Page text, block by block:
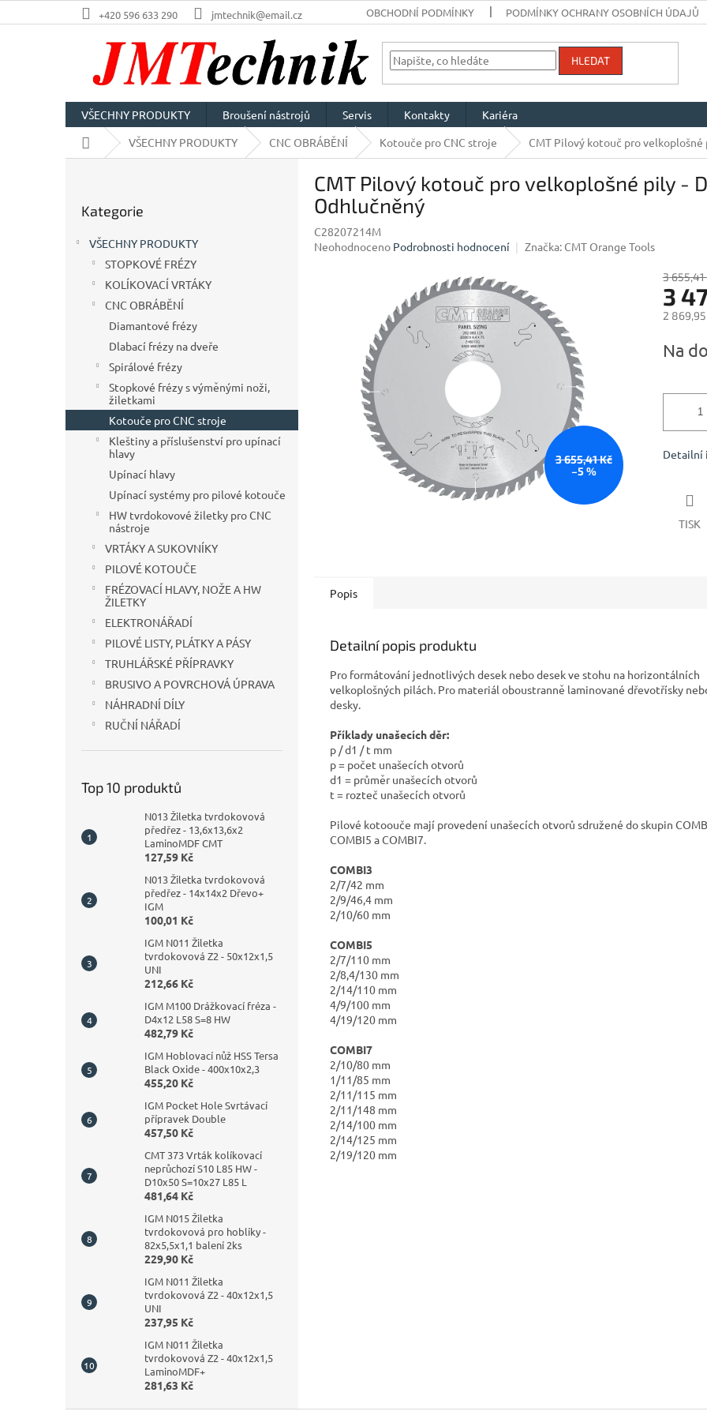
na
+420 596 633 290 jmtechnik@email.cz OBCHODNÍ PODMÍNKY PODMÍNKY OCHRANY OSOBNÍCH ÚDAJŮ
HLEDAT
VŠECHNY PRODUKTY Broušení nástrojů Servis Kontakty
Kariéra
Domů VŠECHNY PRODUKTY CNC OBRÁBĚNÍ Kotouče pro CNC stroje CMT Pilový kotouč pro velkoplošné
kategorie
Kategorie
VŠECHNY PRODUKTY
STOPKOVÉ FRÉZY
KOLÍKOVACÍ VRTÁKY
CNC OBRÁBĚNÍ
Diamantové frézy
Dlabací frézy na dveře
Spirálové frézy
Stopkové frézy s výměnými noži,
žiletkami
Kotouče pro CNC stroje
Kleštiny a příslušenství pro upínací
hlavy
Upínací hlavy
Upínací systémy pro pilové kotouče
HW tvrdokovové žiletky pro CNC
nástroje
VRTÁKY A SUKOVNÍKY
PILOVÉ KOTOUČE
FRÉZOVACÍ HLAVY, NOŽE A HW
ŽILETKY
ELEKTRONÁŘADÍ
PILOVÉ LISTY, PLÁTKY A PÁSY
TRUHLÁŘSKÉ PŘÍPRAVKY
BRUSIVO A POVRCHOVÁ ÚPRAVA
NÁHRADNÍ DÍLY
RUČNÍ NÁŘADÍ
Top 10 produktů
N013 Žiletka tvrdokovová
předřez - 13,6x13,6x2
LaminoMDF CMT
127,59 Kč
N013 Žiletka tvrdokovová
předřez - 14x14x2 Dřevo+
IGM
100,01 Kč
IGM N011 Žiletka
tvrdokovová Z2 - 50x12x1,5
UNI
212,66 Kč
IGM M100 Drážkovací fréza -
D4x12 L58 S=8 HW
482,79 Kč
IGM Hoblovací nůž HSS Tersa
Black Oxide - 400x10x2,3
455,20 Kč
IGM Pocket Hole Svrtávací
přípravek Double
457,50 Kč
CMT 373 Vrták kolíkovací
neprůchozí S10 L85 HW -
D10x50 S=10x27 L85 L
481,64 Kč
IGM N015 Žiletka
tvrdokovová pro hoblíky -
82x5,5x1,1 balení 2ks
229,90 Kč
IGM N011 Žiletka
tvrdokovová Z2 - 40x12x1,5
UNI
237,95 Kč
IGM N011 Žiletka
tvrdokovová Z2 - 40x12x1,5
LaminoMDF+
281,63 Kč
CMT Pilový kotouč pro velkoplošné pily -
Odhlučněný
C28207214M
Průměrné
Neohodnoceno Podrobnosti hodnocení Značka: CMT Orange Tools
3 655,41 Kč
–5 %
3 655,41
3
2 869,95
cena:
Na
Detailní
TISK
Popis
Detailní popis produktu
Pro formátování jednotlivých desek nebo desek ve stohu na horizontálních
velkoplošných pilách. Pro materiál oboustranně laminované dřevotřísky
desky.
Příklady unašecích děr:
p / d1 / t mm
p = počet unašecích otvorů
d1 = průměr unašecích otvorů
t = rozteč unašecích otvorů
Pilové kotoouče mají provedení unašecích otvorů sdružené do skupin
COMBI5 a COMBI7.
COMBI3
2/7/42 mm
2/9/46,4 mm
2/10/60 mm
COMBI5
2/7/110 mm
2/8,4/130 mm
2/14/110 mm
4/9/100 mm
4/19/120 mm
COMBI7
2/10/80 mm
1/11/85 mm
2/11/115 mm
2/11/148 mm
2/14/100 mm
2/14/125 mm
2/19/120 mm